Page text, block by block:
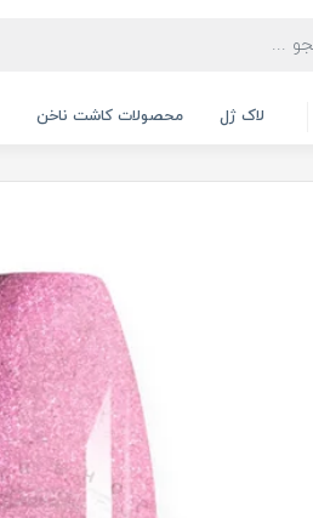
لاک ژل محصولات کاشت ناخن